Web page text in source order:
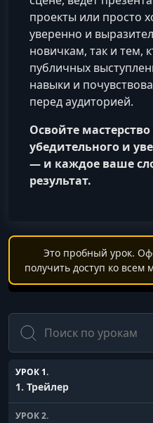
проекты или просто
уверенно и
новичкам, так и тем,
публичных
навыки и
перед аудиторией.
Освойте
убедительного и
— и каждое ваше
результат.
Это пробный урок.
получить доступ ко всем
Поиск
УРОК 1.
1. Трейлер
УРОК 2.